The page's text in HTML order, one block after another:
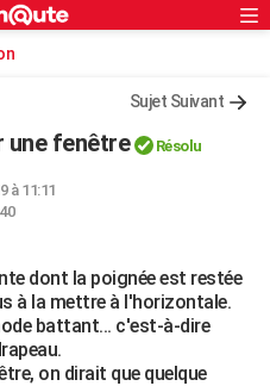
Sujet Suivant
une fenêtre Résolu
à 11:11
dont la poignée est restée
à la mettre à l'horizontale.
battant... c'est-à-dire
on dirait que quelque